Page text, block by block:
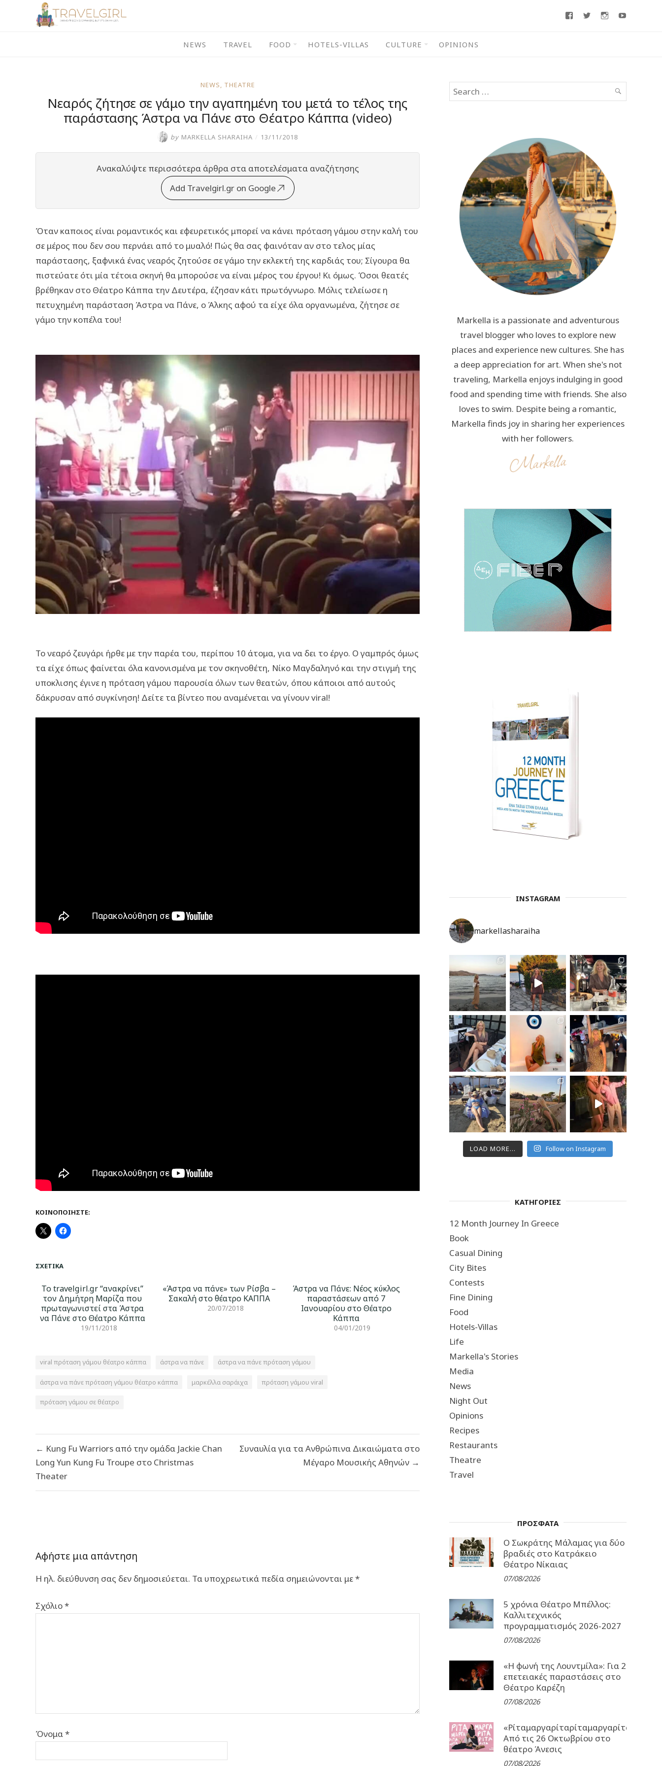
FacebookTwitterInstagram
NEWS TRAVEL FOOD HOTELS-VILLAS CULTURE OPINIONS
NEWS, THEATRE
Νεαρός ζήτησε σε γάμο την αγαπημένη του μετά το τέλος της
παράστασης Άστρα να Πάνε στο Θέατρο Κάππα (video)
by MARKELLA SHARAIHA / 13/11/2018
Ανακαλύψτε περισσότερα άρθρα στα αποτελέσματα αναζήτησης
Add Travelgirl.gr on Google
Όταν καποιος είναι ρομαντικός και εφευρετικός μπορεί να κάνει πρόταση γάμου στην καλή του
σε μέρος που δεν σου περνάει από το μυαλό! Πώς θα σας φαινόταν αν στο τελος μίας
παράστασης, ξαφνικά ένας νεαρός ζητούσε σε γάμο την εκλεκτή της καρδιάς του; Σίγουρα θα
πιστεύατε ότι μία τέτοια σκηνή θα μπορούσε να είναι μέρος του έργου! Κι όμως. Όσοι θεατές
βρέθηκαν στο Θέατρο Κάππα την Δευτέρα, έζησαν κάτι πρωτόγνωρο. Μόλις τελείωσε η
πετυχημένη παράσταση Άστρα να Πάνε, ο Άλκης αφού τα είχε όλα οργανωμένα, ζήτησε σε
γάμο την κοπέλα του!
Το νεαρό ζευγάρι ήρθε με την παρέα του, περίπου 10 άτομα, για να δει το έργο. Ο γαμπρός όμως
τα είχε όπως φαίνεται όλα κανονισμένα με τον σκηνοθέτη, Νίκο Μαγδαληνό και την στιγμή της
υποκλισης έγινε η πρόταση γάμου παρουσία όλων των θεατών, όπου κάποιοι από αυτούς
δάκρυσαν από συγκίνηση! Δείτε τα βίντεο που αναμένεται να γίνουν viral!
ΚΟΙΝΟΠΟΙΉΣΤΕ:
ΣΧΕΤΙΚΆ
Το travelgirl.gr “ανακρίνει”
τον Δημήτρη Μαρίζα που
πρωταγωνιστεί στα Άστρα
να Πάνε στο Θέατρο Κάππα
19/11/2018
«Άστρα να πάνε» των Ρίσβα –
Σακαλή στο θέατρο ΚΑΠΠΑ
20/07/2018
Άστρα να Πάνε: Νέος κύκλος
παραστάσεων από 7
Ιανουαρίου στο Θέατρο
Κάππα
04/01/2019
viral πρόταση γάμου θέατρο κάππα άστρα να πάνε άστρα να πάνε πρόταση γάμου
άστρα να πάνε πρόταση γάμου θέατρο κάππα μαρκέλλα σαράιχα πρόταση γάμου viral
πρόταση γάμου σε θέατρο
άρθρων
← Kung Fu Warriors από την ομάδα Jackie Chan
Long Yun Kung Fu Troupe στο Christmas
Theater
Συναυλία για τα Ανθρώπινα Δικαιώματα στο
Μέγαρο Μουσικής Αθηνών →
Αφήστε μια απάντηση
Η ηλ. διεύθυνση σας δεν δημοσιεύεται. Τα υποχρεωτικά πεδία σημειώνονται με*
Σχόλιο*
Όνομα *
Search
for:
SEARCH
Markella is a passionate and adventurous
travel blogger who loves to explore new
places and experience new cultures. She has
a deep appreciation for art. When she's not
traveling, Markella enjoys indulging in good
food and spending time with friends. She also
loves to swim. Despite being a romantic,
Markella finds joy in sharing her experiences
with her followers.
INSTAGRAM
markellasharaiha
LOAD MORE... Follow on Instagram
ΚΑΤΗΓΟΡΙΕΣ
12 Month Journey In Greece
Book
Casual Dining
City Bites
Contests
Fine Dining
Food
Hotels-Villas
Life
Markella's Stories
Media
News
Night Out
Opinions
Recipes
Restaurants
Theatre
Travel
ΠΡΟΣΦΑΤΑ
Ο Σωκράτης Μάλαμας για δύο
βραδιές στο Κατράκειο
Θέατρο Νίκαιας
07/08/2026
5 χρόνια Θέατρο Μπέλλος:
Καλλιτεχνικός
προγραμματισμός 2026-2027
07/08/2026
«Η φωνή της Λουντμίλα»: Για 2
επετειακές παραστάσεις στο
Θέατρο Καρέζη
07/08/2026
Από τις 26 Οκτωβρίου στο
θέατρο Άνεσις
07/08/2026